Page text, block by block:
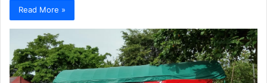
Read More »